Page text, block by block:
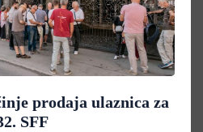
prodaja ulaznica za
SFF